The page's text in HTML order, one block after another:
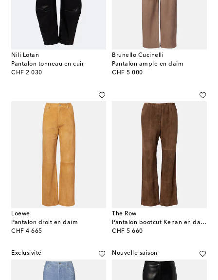
Nili Lotan
Pantalon tonneau en cuir
CHF 2 030
original price
Brunello Cucinelli
Pantalon ample en daim
CHF 5 000
original price
Loewe
Pantalon droit en daim
CHF 4 665
original price
The Row
Pantalon bootcut Kenan en daim
CHF 5 660
original price
Exclusivité Nouvelle saison